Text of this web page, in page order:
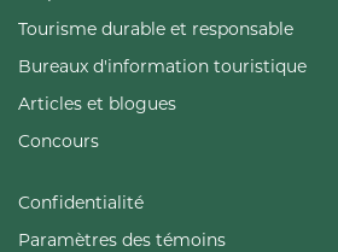
Tourisme durable et responsable
Bureaux d'information touristique
Articles et blogues
Concours
Confidentialité
Paramètres des témoins